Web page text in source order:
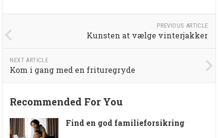
PREVIOUS ARTICLE
Kunsten at vælge vinterjakker
NEXT ARTICLE
Kom i gang med en frituregryde
Recommended For You
Find en god familieforsikring